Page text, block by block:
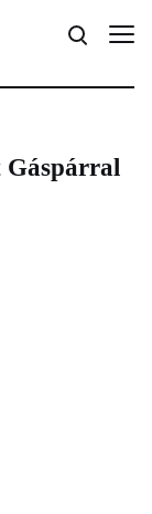
Gáspárral